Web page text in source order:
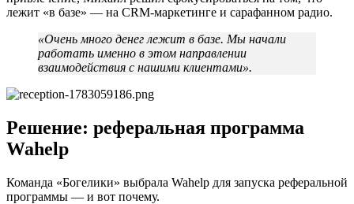
лежит «в базе» — на CRM-маркетинге и сарафанном радио.
«Очень много денег лежит в базе. Мы начали
работать именно в этом направлении
взаимодействия с нашими клиентами».
Решение: реферальная программа
Wahelp
Команда «Богелики» выбрала Wahelp для запуска реферальной
программы — и вот почему.